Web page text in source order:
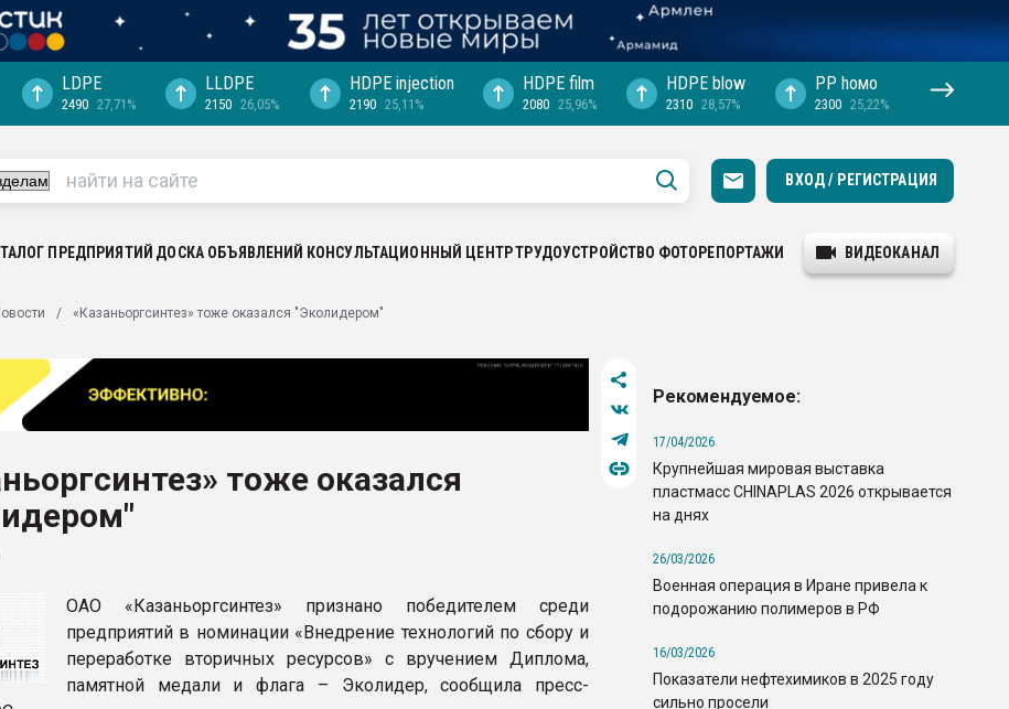
"Ижевскому
машины:
выходит на
рынке
ПЭТ
ФОРУМ
LDPE
2490 27,71%
LLDPE
2150 26,05%
HDPE injection
2190 25,11%
HDPE film
2080 25,96%
HDPE blow
2310 28,57%
PP hомо
2300 25,22%
ВХОД / РЕГИСТРАЦИЯ
ПРЕДПРИЯТИЙ ДОСКА ОБЪЯВЛЕНИЙ КОНСУЛЬТАЦИОННЫЙ ЦЕНТРТРУДОУСТРОЙСТВО ФОТОРЕПОРТАЖИ ВИДЕОКАНАЛ
«Казаньоргсинтез» тоже оказался "Эколидером"
тоже оказался
ОАО «Казаньоргсинтез» признано победителем среди
предприятий в номинации «Внедрение технологий по сбору и
переработке вторичных ресурсов» с вручением Диплома,
памятной медали и флага – Эколидер, сообщила пресс-
Рекомендуемое:
17/04/2026
Крупнейшая мировая выставка
пластмасс CHINAPLAS 2026 открывается
на днях
26/03/2026
Военная операция в Иране привела к
подорожанию полимеров в РФ
16/03/2026
Показатели нефтехимиков в 2025 году
сильно просели